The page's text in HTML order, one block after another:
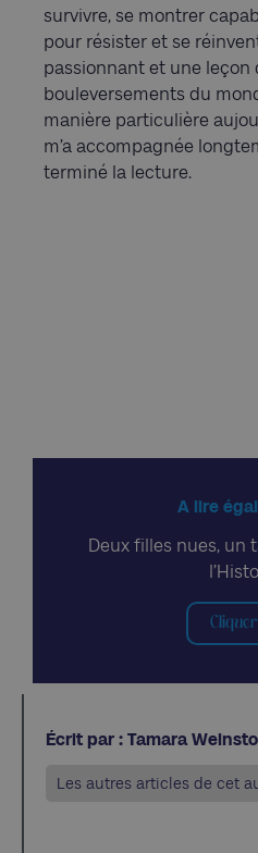
survivre, se montrer
pour résister et se
passionnant et une leçon
bouleversements du
manière particulière
m’a accompagnée
terminé la lecture.
A lire
Deux filles nues, un
Écrit par : Tamara
Les autres articles de cet